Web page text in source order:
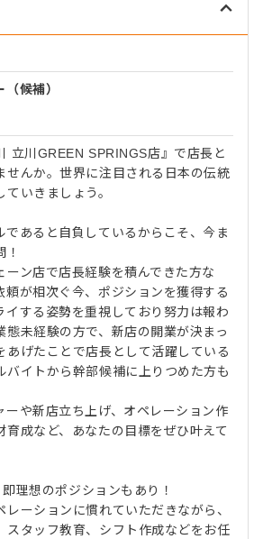
候補）
立川GREEN SPRINGS店』で店長と
せんか。世界に注目される日本の伝統
いきましょう。
あると自負しているからこそ、今ま
ーン店で店長経験を積んできた方な
頼が相次ぐ今、ポジションを獲得する
イする姿勢を重視しており努⼒は報わ
態未経験の方で、新店の開業が決まっ
あげたことで店長として活躍している
バイトから幹部候補に上りつめた方も
ーや新店立ち上げ、オペレーション作
育成など、あなたの目標をぜひ叶えて
理想のポジションもあり！
レーションに慣れていただきながら、
スタッフ教育、シフト作成などをお任